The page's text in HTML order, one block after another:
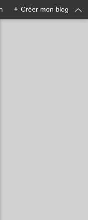
+ Créer mon blog